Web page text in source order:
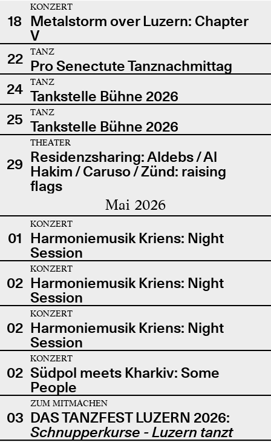
18
KONZERT
Metalstorm over Luzern: Chapter
V
22
TANZ
Pro Senectute Tanznachmittag
24
TANZ
Tankstelle Bühne 2026
25
TANZ
Tankstelle Bühne 2026
29
THEATER
Residenzsharing: Aldebs / Al
Hakim / Caruso / Zünd: raising
flags
Mai 2026
01
KONZERT
Harmoniemusik Kriens: Night
Session
02
KONZERT
Harmoniemusik Kriens: Night
Session
02
KONZERT
Harmoniemusik Kriens: Night
Session
02
KONZERT
Südpol meets Kharkiv: Some
People
03
ZUM MITMACHEN
DAS TANZFEST LUZERN 2026:
Schnupperkurse - Luzern tanzt